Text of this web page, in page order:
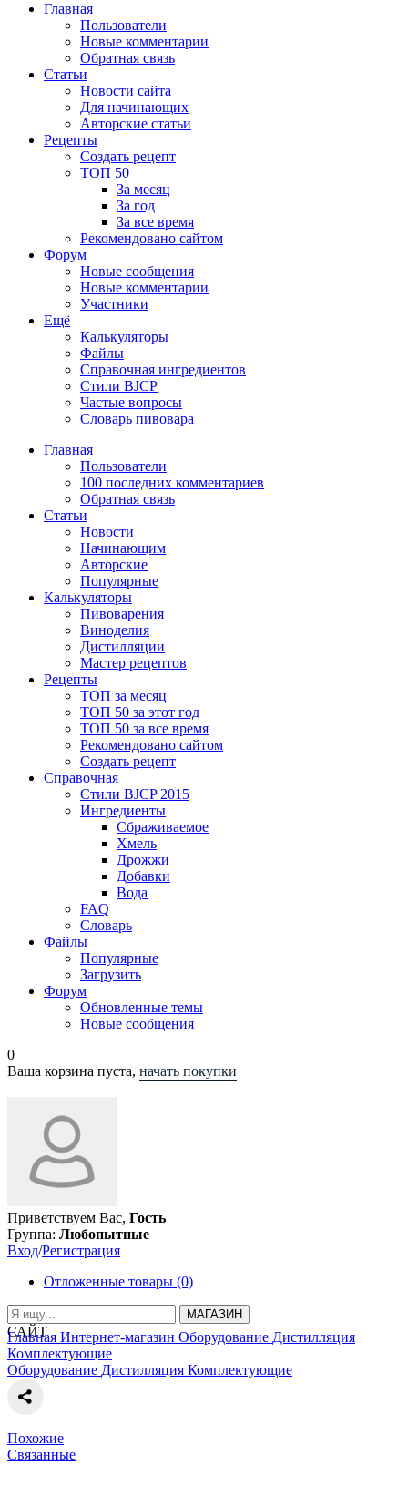
Главная
Пользователи
Новые комментарии
Обратная связь
Статьи
Новости сайта
Для начинающих
Авторские статьи
Рецепты
Создать рецепт
ТОП 50
За месяц
За год
За все время
Рекомендовано сайтом
Форум
Новые сообщения
Новые комментарии
Участники
Ещё
Калькуляторы
Файлы
Справочная ингредиентов
Стили BJCP
Частые вопросы
Словарь пивовара
Главная
Пользователи
100 последних комментариев
Обратная связь
Статьи
Новости
Начинающим
Авторские
Популярные
Калькуляторы
Пивоварения
Виноделия
Дистилляции
Мастер рецептов
Рецепты
ТОП за месяц
ТОП 50 за этот год
ТОП 50 за все время
Рекомендовано сайтом
Создать рецепт
Справочная
Стили BJCP 2015
Ингредиенты
Сбраживаемое
Хмель
Дрожжи
Добавки
Вода
FAQ
Словарь
Файлы
Популярные
Загрузить
Форум
Обновленные темы
Новые сообщения
0
Ваша корзина пуста, начать покупки
Приветствуем Вас, Гость
Группа: Любопытные
Вход/Регистрация
Отложенные товары (0)
МАГАЗИН
САЙТ
Главная Интернет-магазин Оборудование Дистилляция
Комплектующие
Оборудование Дистилляция Комплектующие
Похожие
Связанные